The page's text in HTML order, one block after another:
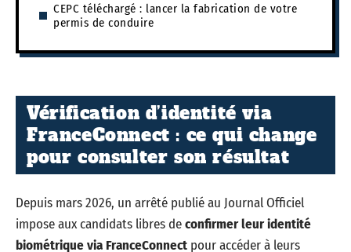
CEPC téléchargé : lancer la fabrication de votre
permis de conduire
Vérification d’identité via
FranceConnect : ce qui change
pour consulter son résultat
Depuis mars 2026, un arrêté publié au Journal Officiel
impose aux candidats libres deconfirmer leur identité
biométrique via FranceConnect pour accéder à leurs